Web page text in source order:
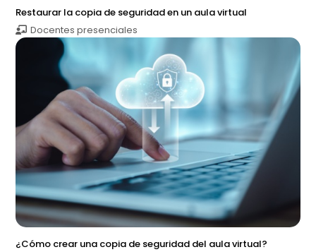
Restaurar la copia de seguridad en un aula virtual
Docentes presenciales
¿Cómo crear una copia de seguridad del aula virtual?